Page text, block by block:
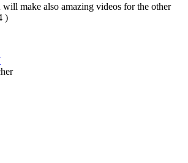
will make also amazing videos for the other
)